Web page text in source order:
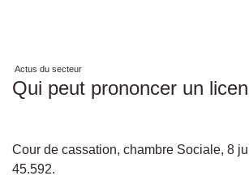
Actus du secteur
Qui peut prononcer un
Cour de cassation, chambre Sociale, 8
45.592.